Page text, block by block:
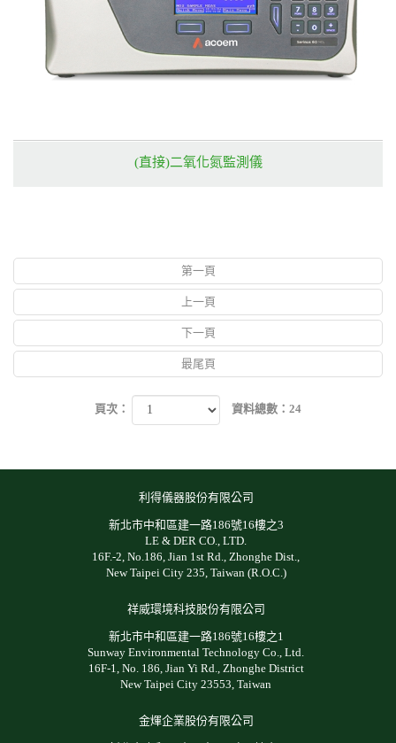
(直接)二氧化氮監測儀
第一頁
上一頁
下一頁
最尾頁
頁次： 資料總數：24
利得儀器股份有限公司
新北市中和區建一路186號16樓之3
LE & DER CO., LTD.
16F.-2, No.186, Jian 1st Rd., Zhonghe Dist.,
New Taipei City 235, Taiwan (R.O.C.)
祥威環境科技股份有限公司
新北市中和區建一路186號16樓之1
Sunway Environmental Technology Co., Ltd.
16F-1, No. 186, Jian Yi Rd., Zhonghe District
New Taipei City 23553, Taiwan
金煇企業股份有限公司